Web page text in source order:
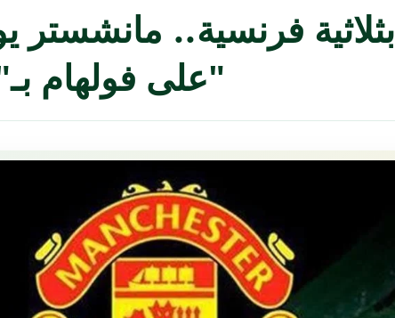
بثلاثية فرنسية.. مانشستر
على فولهام بـ"البريميرليغ"